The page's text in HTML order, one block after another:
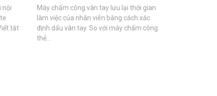
nội
tắt
Máy chấm công vân tay lưu lại thời gian
làm việc của nhân viên bằng cách xác
định dấu vân tay. So với máy chấm công
thẻ…